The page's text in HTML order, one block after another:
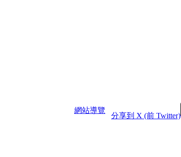
網站導覽
分享到 X (前 Twitter)